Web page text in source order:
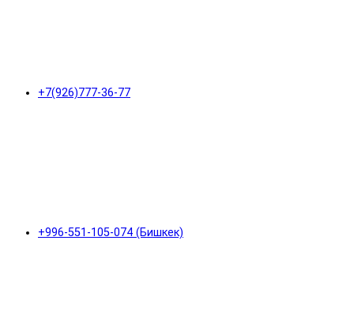
+7(926)777-36-77
+996-551-105-074 (Бишкек)